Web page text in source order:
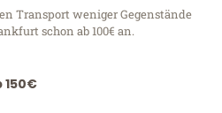
Transport weniger Gegenstände
schon ab 100€ an.
150€